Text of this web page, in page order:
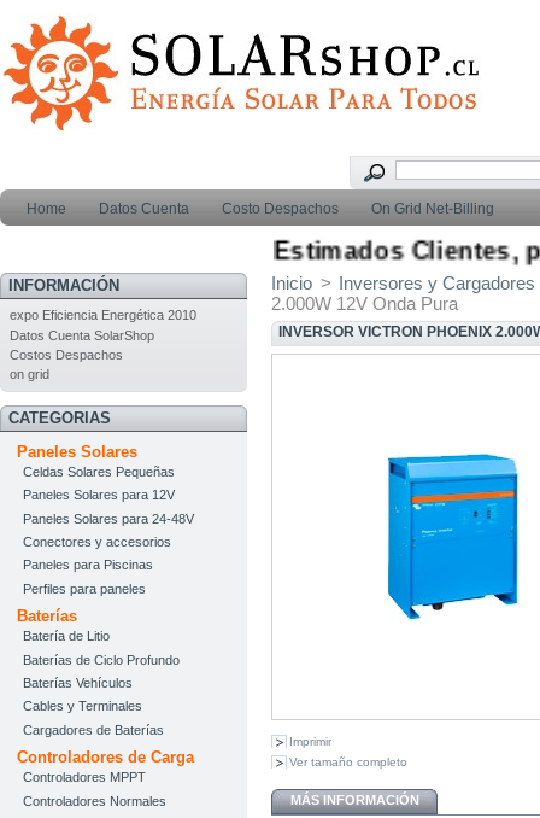
Home Datos Cuenta Costo Despachos On Grid Net-Billing
Estimados Clientes,
INFORMACIÓN
expo Eficiencia Energética 2010
Datos Cuenta SolarShop
Costos Despachos
on grid
CATEGORIAS
Paneles Solares
Celdas Solares Pequeñas
Paneles Solares para 12V
Paneles Solares para 24-48V
Conectores y accesorios
Paneles para Piscinas
Perfiles para paneles
Baterías
Batería de Litio
Baterías de Ciclo Profundo
Baterías Vehículos
Cables y Terminales
Cargadores de Baterías
Controladores de Carga
Controladores MPPT
Controladores Normales
Inicio > Inversores y Cargadores
2.000W 12V Onda Pura
INVERSOR VICTRON PHOENIX
Imprimir
Ver tamaño completo
MÁS INFORMACIÓN